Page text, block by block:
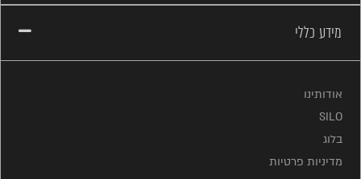
מידע כללי
אודותינו
SILO
בלוג
מדיניות פרטיות